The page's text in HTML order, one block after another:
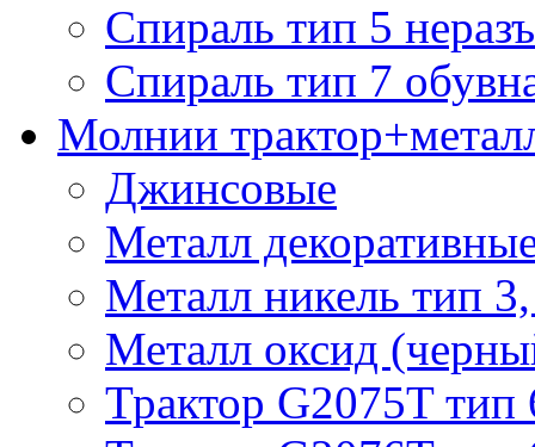
Спираль тип 5
Спираль тип 7
Молнии
Джинсовые
Металл
Металл никель тип
Металл оксид
Трактор G2075T тип